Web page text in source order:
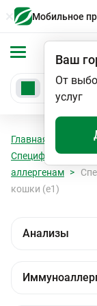
Мобильное
Ваш
От
услуг
Главная
Специфические
аллергенам
кошки (e1)